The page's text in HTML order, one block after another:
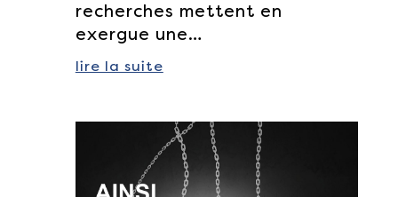
recherches mettent en
exergue une…
lire la suite